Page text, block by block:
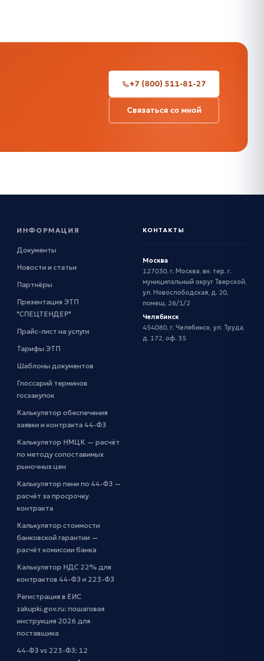
+7 (800) 511-81-27
Связаться со мной
ИНФОРМАЦИЯ
Документы
Новости и статьи
Партнёры
Презентация ЭТП
"СПЕЦТЕНДЕР"
Прайс-лист на услуги
Тарифы ЭТП
Шаблоны документов
Глоссарий терминов
госзакупок
Калькулятор обеспечения
заявки и контракта 44-ФЗ
Калькулятор НМЦК — расчёт
по методу сопоставимых
рыночных цен
Калькулятор пени по 44-ФЗ —
расчёт за просрочку
контракта
Калькулятор стоимости
банковской гарантии —
расчёт комиссии банка
Калькулятор НДС 22% для
контрактов 44-ФЗ и 223-ФЗ
Регистрация в ЕИС
zakupki.gov.ru: пошаговая
инструкция 2026 для
поставщика
44-ФЗ vs 223-ФЗ: 12
КОНТАКТЫ
Москва
127030, г. Москва, вн. тер. г.
муниципальный округ Тверской,
ул. Новослободская, д. 20,
помещ. 26/1/2
Челябинск
454080, г. Челябинск, ул. Труда,
д. 172, оф. 35